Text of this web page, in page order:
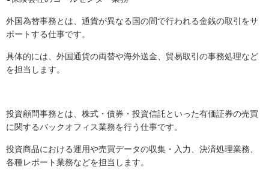
外国為替事務とは、通貨が異なる国の間で行われる金銭の取引をサ
ポートする仕事です。
具体的には、外国通貨の両替や海外送金、貿易取引の事務処理など
を担当します。
投資顧問事務とは、株式・債券・投資信託といった有価証券の売買
に関するバックオフィス業務を行う仕事です。
投資商品における運用や売買データの収集・入力、決済処理業務、
各種レポート業務などを担当します。